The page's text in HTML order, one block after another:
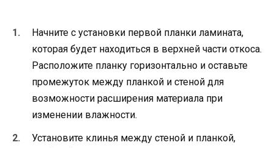
Начните с установки первой планки ламината,
которая будет находиться в верхней части откоса.
Расположите планку горизонтально и оставьте
промежуток между планкой и стеной для
возможности расширения материала при
изменении влажности.
Установите клинья между стеной и планкой,